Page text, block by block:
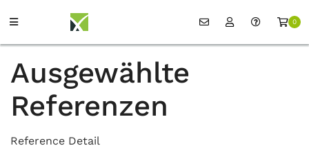
0
Ausgewählte
Referenzen
Reference Detail